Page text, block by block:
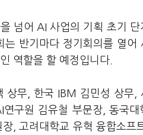
넘어 AI 사업의 기획 초기
반기마다 정기회의를 열
역할을 할 예정입니다.
상무, 한국 IBM 김민성 상무,
구원 김유철 부문장, 동국
, 고려대학교 유혁 융합소